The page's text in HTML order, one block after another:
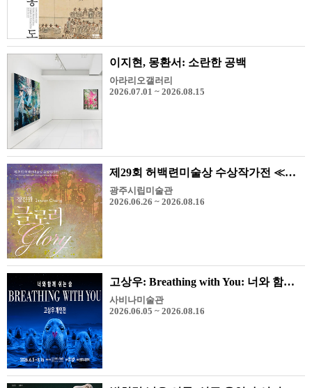
이지현, 몽환서: 소란한 공백
아라리오갤러리
2026.07.01 ~ 2026.08.15
제29회 허백련미술상 수상작가전 ≪장진원-Glory≫
광주시립미술관
2026.06.26 ~ 2026.08.16
고상우: Breathing with You: 너와 함께 쉬는 숨
사비나미술관
2026.06.05 ~ 2026.08.16